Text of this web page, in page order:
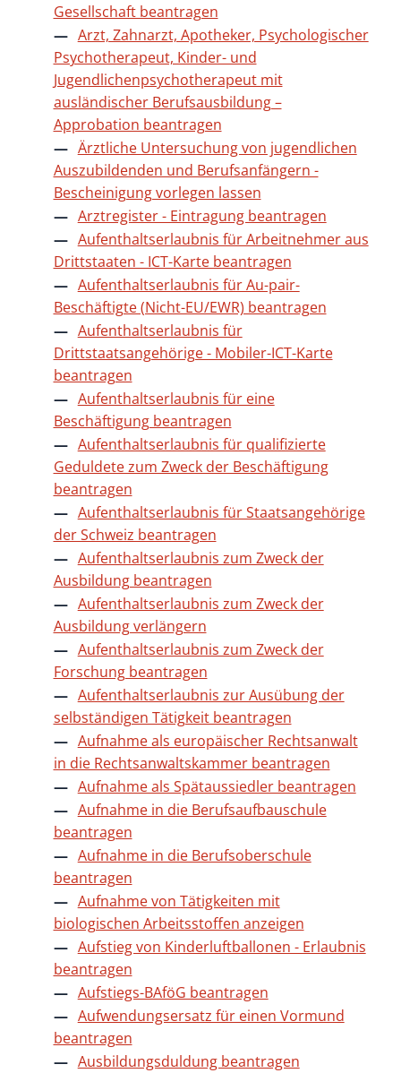
Gesellschaft beantragen
Arzt, Zahnarzt, Apotheker, Psychologischer
Psychotherapeut, Kinder- und
Jugendlichenpsychotherapeut mit
ausländischer Berufsausbildung –
Approbation beantragen
Ärztliche Untersuchung von jugendlichen
Auszubildenden und Berufsanfängern -
Bescheinigung vorlegen lassen
Arztregister - Eintragung beantragen
Aufenthaltserlaubnis für Arbeitnehmer aus
Drittstaaten - ICT-Karte beantragen
Aufenthaltserlaubnis für Au-pair-
Beschäftigte (Nicht-EU/EWR) beantragen
Aufenthaltserlaubnis für
Drittstaatsangehörige - Mobiler-ICT-Karte
beantragen
Aufenthaltserlaubnis für eine
Beschäftigung beantragen
Aufenthaltserlaubnis für qualifizierte
Geduldete zum Zweck der Beschäftigung
beantragen
Aufenthaltserlaubnis für Staatsangehörige
der Schweiz beantragen
Aufenthaltserlaubnis zum Zweck der
Ausbildung beantragen
Aufenthaltserlaubnis zum Zweck der
Ausbildung verlängern
Aufenthaltserlaubnis zum Zweck der
Forschung beantragen
Aufenthaltserlaubnis zur Ausübung der
selbständigen Tätigkeit beantragen
Aufnahme als europäischer Rechtsanwalt
in die Rechtsanwaltskammer beantragen
Aufnahme als Spätaussiedler beantragen
Aufnahme in die Berufsaufbauschule
beantragen
Aufnahme in die Berufsoberschule
beantragen
Aufnahme von Tätigkeiten mit
biologischen Arbeitsstoffen anzeigen
Aufstieg von Kinderluftballonen - Erlaubnis
beantragen
Aufstiegs-BAföG beantragen
Aufwendungsersatz für einen Vormund
beantragen
Ausbildungsduldung beantragen